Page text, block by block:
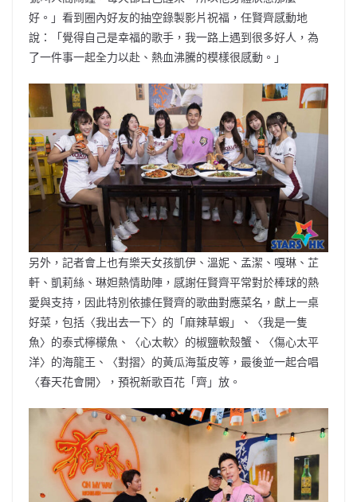
好。」看到圈內好友的抽空錄製影片祝福，任賢齊感動地
說：「覺得自己是幸福的歌手，我一路上遇到很多好人，為
了一件事一起全力以赴、熱血沸騰的模樣很感動。」
另外，記者會上也有樂天女孩凱伊、溫妮、孟潔、嘎琳、芷
軒、凱莉絲、琳妲熱情助陣，感謝任賢齊平常對於棒球的熱
愛與支持，因此特別依據任賢齊的歌曲對應菜名，獻上一桌
好菜，包括〈我出去一下〉的「麻辣草蝦」、〈我是一隻
魚〉的泰式檸檬魚、〈心太軟〉的椒鹽軟殼蟹、〈傷心太平
洋〉的海龍王、〈對摺〉的黃瓜海蜇皮等，最後並一起合唱
〈春天花會開〉，預祝新歌百花「齊」放。